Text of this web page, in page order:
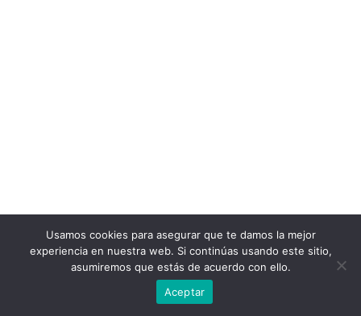
Usamos cookies para asegurar que te damos la mejor
experiencia en nuestra web. Si continúas usando este sitio,
asumiremos que estás de acuerdo con ello.
Aceptar